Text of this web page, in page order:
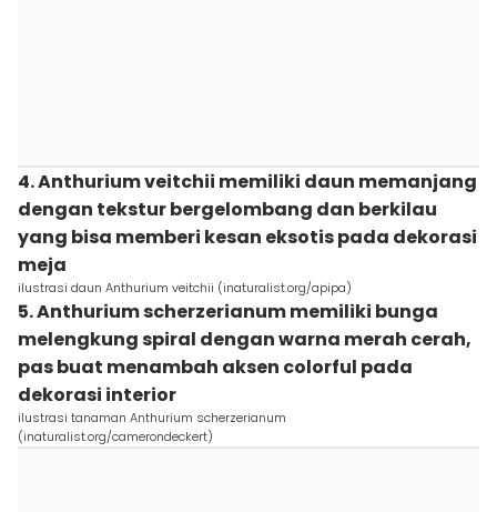
4. Anthurium veitchii memiliki daun memanjang
dengan tekstur bergelombang dan berkilau
yang bisa memberi kesan eksotis pada dekorasi
meja
ilustrasi daun Anthurium veitchii (inaturalist.org/apipa)
5. Anthurium scherzerianum memiliki bunga
melengkung spiral dengan warna merah cerah,
pas buat menambah aksen colorful pada
dekorasi interior
ilustrasi tanaman Anthurium scherzerianum
(inaturalist.org/camerondeckert)